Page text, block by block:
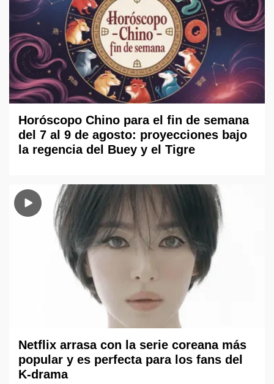
Horóscopo Chino para el fin de semana
del 7 al 9 de agosto: proyecciones bajo
la regencia del Buey y el Tigre
Netflix arrasa con la serie coreana más
popular y es perfecta para los fans del
K-drama